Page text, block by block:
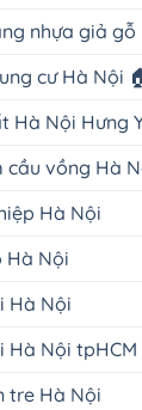
nhựa giả gỗ
cư Hà Nội
Hà Nội Hưng
cầu vồng Hà
Hà Nội
Hà Nội
Hà Nội
Hà Nội tpHCM
tre Hà Nội